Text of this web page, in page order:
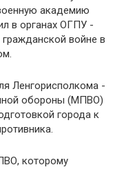
академию
в органах ОГПУ -
войне в
Ленгорисполкома -
обороны (МПВО)
города к
которому